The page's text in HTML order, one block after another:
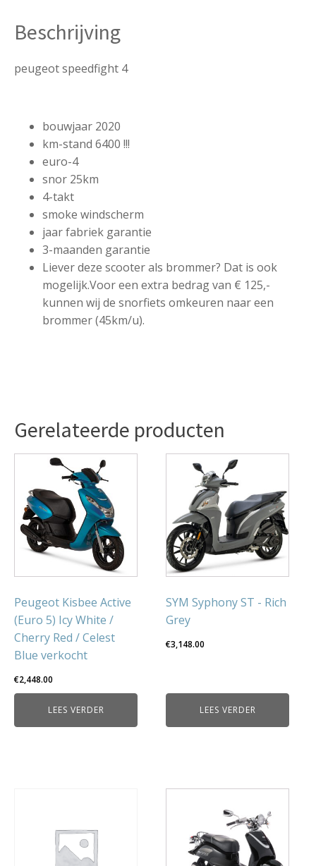
Beschrijving
peugeot speedfight 4
bouwjaar 2020
km-stand 6400 !!!
euro-4
snor 25km
4-takt
smoke windscherm
jaar fabriek garantie
3-maanden garantie
Liever deze scooter als brommer? Dat is ook
mogelijk.Voor een extra bedrag van € 125,-
kunnen wij de snorfiets omkeuren naar een
brommer (45km/u).
Gerelateerde producten
Peugeot Kisbee Active
(Euro 5) Icy White /
Cherry Red / Celest
Blue verkocht
€2,448.00
LEES VERDER
SYM Syphony ST - Rich
Grey
€3,148.00
LEES VERDER
meerdere